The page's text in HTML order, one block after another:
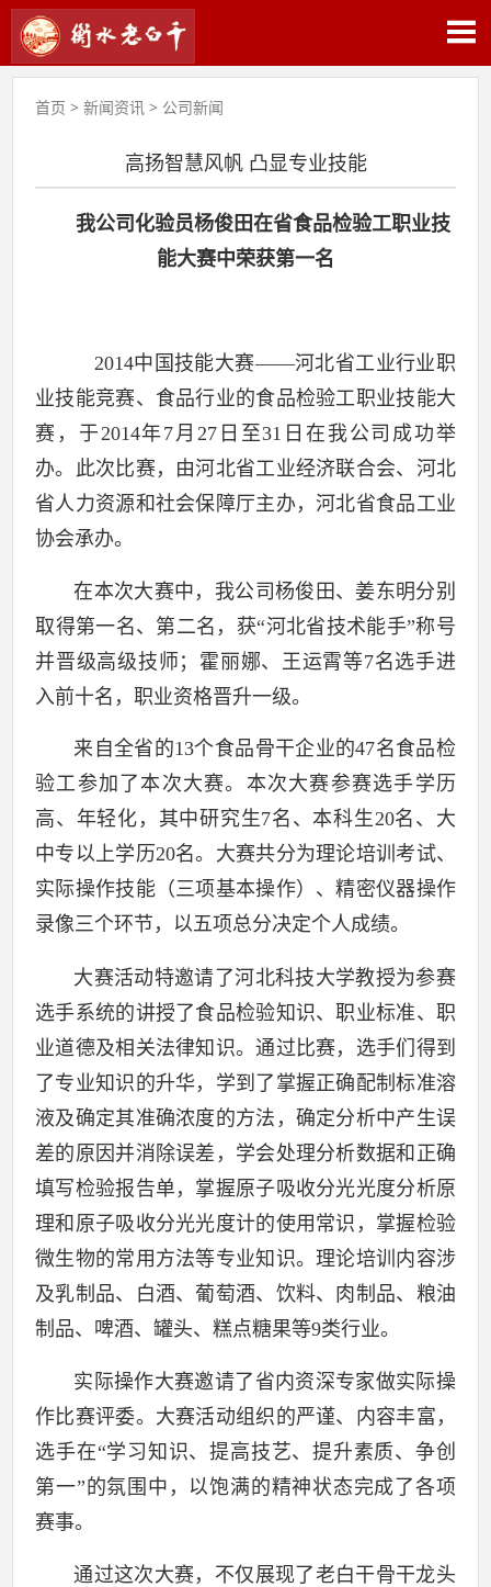
首页 >新闻资讯 > 公司新闻
高扬智慧风帆 凸显专业技能
我公司化验员杨俊田在省食品检验工职业技
能大赛中荣获第一名
2014中国技能大赛——河北省工业行业职
业技能竞赛、食品行业的食品检验工职业技能大
赛，于2014年7月 27日至31 日在我公司成功举
办。此次比赛，由河北省工业经济联合会、河北
省人力资源和社会保障厅主办，河北省食品工业
协会承办。
在本次大赛中，我公司杨俊田、姜东明分别
取得第一名、第二名，获“河北省技术能手”称号
并晋级高级技师；霍丽娜、王运霄等7名选手进
入前十名，职业资格晋升一级。
来自全省的13个食品骨干企业的47名食品检
验工参加了本次大赛。 本次大赛参赛选手学历
高、年轻化，其中研究生7名、本科生20名、大
中专以上学历20名。大赛共分为理论培训考试、
实际操作技能（三项基本操作）、精密仪器操作
录像三个环节，以五项总分决定个人成绩。
大赛活动特邀请了河北科技大学教授为参赛
选手系统的讲授了食品检验知识、职业标准、职
业道德及相关法律知识。通过比赛，选手们得到
了专业知识的升华，学到了掌握正确配制标准溶
液及确定其准确浓度的方法，确定分析中产生误
差的原因并消除误差，学会处理分析数据和正确
填写检验报告单，掌握原子吸收分光光度分析原
理和原子吸收分光光度计的使用常识，掌握检验
微生物的常用方法等专业知识。理论培训内容涉
及乳制品、白酒、葡萄酒、饮料、肉制品、粮油
制品、啤酒、罐头、糕点糖果等9类行业。
实际操作大赛邀请了省内资深专家做实际操
作比赛评委。大赛活动组织的严谨、内容丰富，
选手在“学习知识、提高技艺、提升素质、争创
第一”的氛围中，以饱满的精神状态完成了各项
赛事。
通过这次大赛，不仅展现了老白干骨干龙头